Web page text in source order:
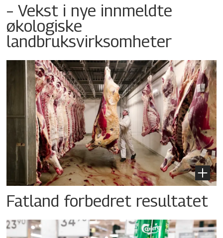
– Vekst i nye innmeldte
økologiske
landbruksvirksomheter
Fatland forbedret resultatet